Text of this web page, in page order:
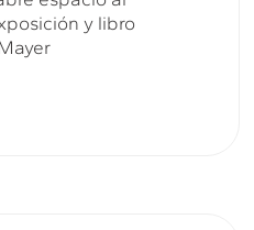
y libro